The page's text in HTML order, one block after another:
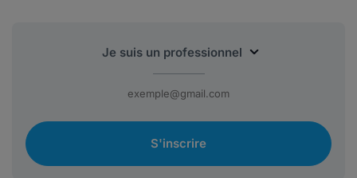
S'inscrire